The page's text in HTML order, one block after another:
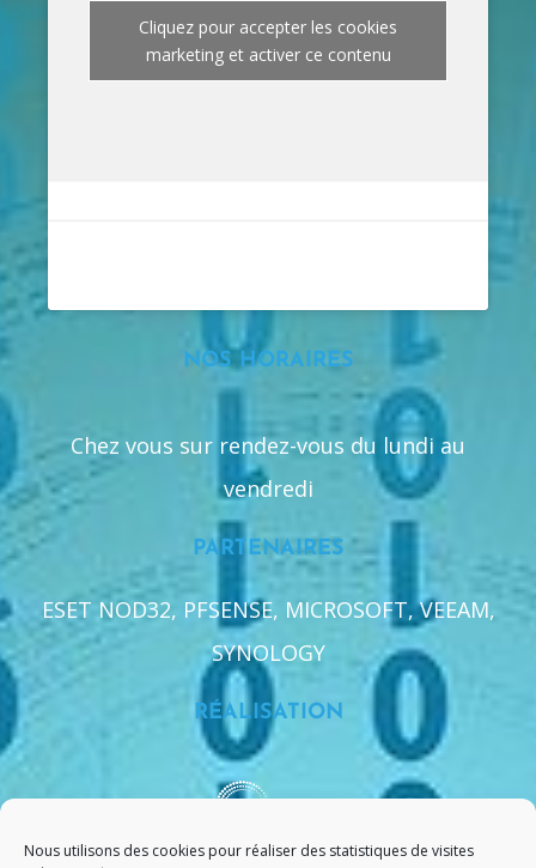
Nous utilisons des cookies pour réaliser des statistiques de visites
Cliquez pour accepter les cookies
marketing et activer ce contenu
NOS HORAIRES
Chez vous sur rendez-vous du lundi au
vendredi
PARTENAIRES
ESET NOD32, PFSENSE, MICROSOFT, VEEAM,
SYNOLOGY
RÉALISATION
Agence de communication